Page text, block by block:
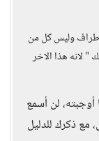
وليس كل من
هذا الاخر
لن أسمع
مع ذكرك للدليل